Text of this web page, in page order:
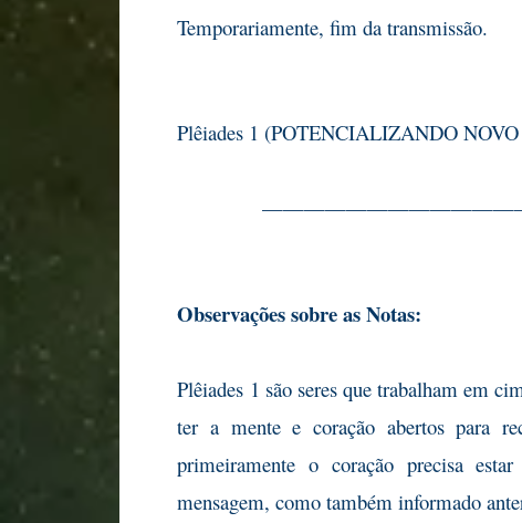
Temporariamente, fim da transmissão.
Plêiades 1 (POTENCIALIZANDO
Observações sobre as Notas:
Plêiades 1 são seres que trabalham em
ter a mente e coração abertos para
primeiramente o coração precisa
mensagem, como também informado